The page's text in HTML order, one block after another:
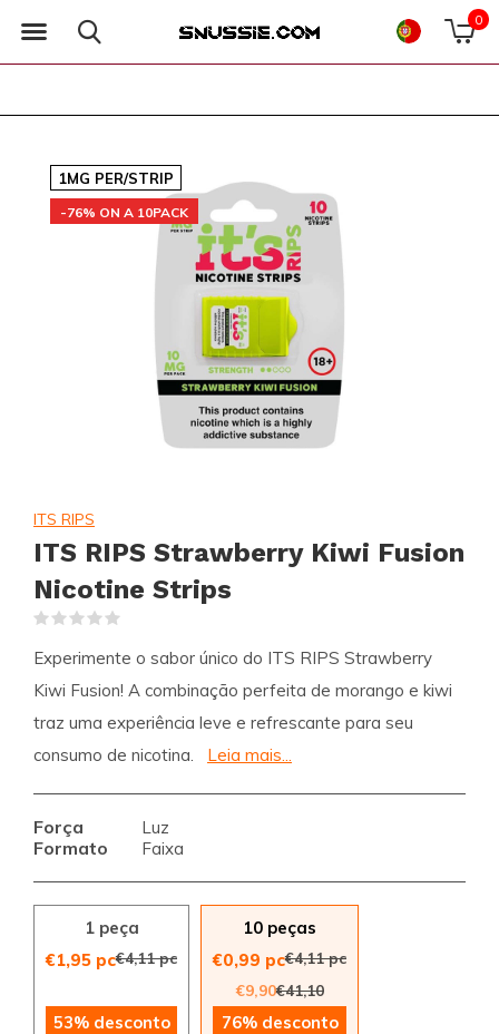
0
1MG PER/STRIP
-76% ON A 10PACK
ITS RIPS
ITS RIPS Strawberry Kiwi Fusion
Nicotine Strips
Experimente o sabor único do ITS RIPS Strawberry
Kiwi Fusion! A combinação perfeita de morango e kiwi
traz uma experiência leve e refrescante para seu
consumo de nicotina.
Leia mais...
Força Luz
Formato Faixa
1 peça
€1,95 pc€4,11 pc
53% desconto
10 peças
€0,99 pc€4,11 pc
€9,90€41,10
76% desconto